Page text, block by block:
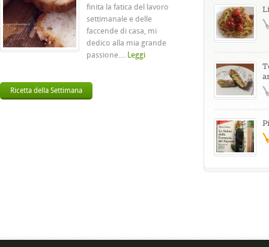
finita la fatica del lavoro
settimanale e delle
faccende di casa, mi
dedico alla mia grande
passione.... Leggi
Ricetta della Settimana